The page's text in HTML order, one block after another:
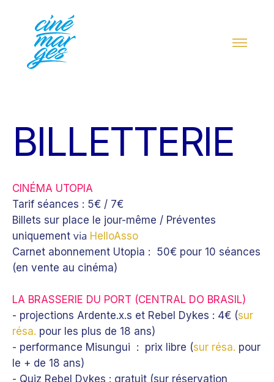
BILLETTERIE
CINÉMA UTOPIA
Tarif séances : 5€ / 7€
Billets sur place le jour-même / Préventes
uniquement via HelloAsso
Carnet abonnement Utopia : 50€ pour 10 séances
(en vente au cinéma)
LA BRASSERIE DU PORT (CENTRAL DO BRASIL)
- projections Ardente.x.s et Rebel Dykes : 4€ (sur
résa. pour les plus de 18 ans)
- performance Misungui : prix libre (sur résa. pour
le + de 18 ans)
- Quiz Rebel Dykes : gratuit (sur réservation